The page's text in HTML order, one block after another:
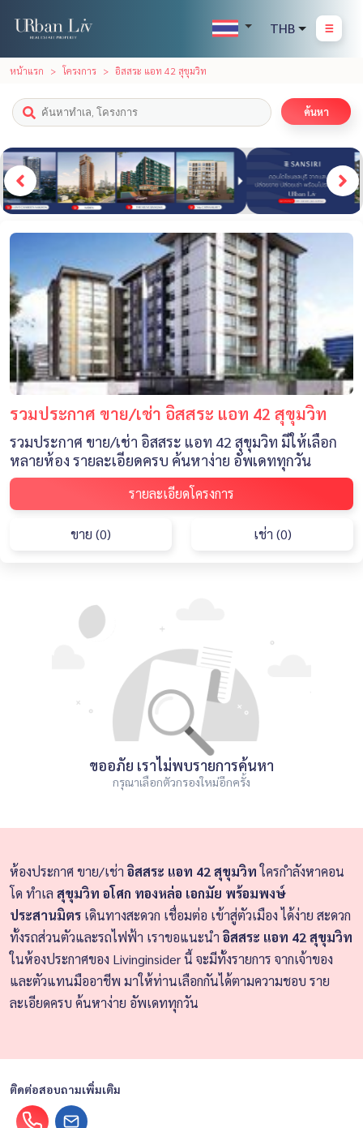
THB
หน้าแรก โครงการ อิสสระ แอท 42 สุขุมวิท
ค้นหา
รวมประกาศ ขาย/เช่า อิสสระ แอท 42 สุขุมวิท
รวมประกาศ ขาย/เช่า อิสสระ แอท 42 สุขุมวิท มีให้เลือก
หลายห้อง รายละเอียดครบ ค้นหาง่าย อัพเดททุกวัน
รายละเอียดโครงการ
ขาย (0) เช่า (0)
ขออภัย เราไม่พบรายการค้นหา
กรุณาเลือกตัวกรองใหม่อีกครั้ง
ห้องประกาศ ขาย/เช่า อิสสระ แอท 42 สุขุมวิทใครกำลังหาคอน
โด ทำเล สุขุมวิท อโศก ทองหล่อ เอกมัย พร้อมพงษ์
ประสานมิตร เดินทางสะดวก เชื่อมต่อ เข้าสู่ตัวเมือง ได้ง่าย สะดวก
ทั้งรถส่วนตัวและรถไฟฟ้า เราขอแนะนำ อิสสระ แอท 42 สุขุมวิท
ในห้องประกาศของ Livinginsider นี้ จะมีทั้งรายการ จากเจ้าของ
และตัวแทนมืออาชีพ มาให้ท่านเลือกกันได้ตามความชอบ ราย
ละเอียดครบ ค้นหาง่าย อัพเดททุกวัน
ติดต่อสอบถามเพิ่มเติม